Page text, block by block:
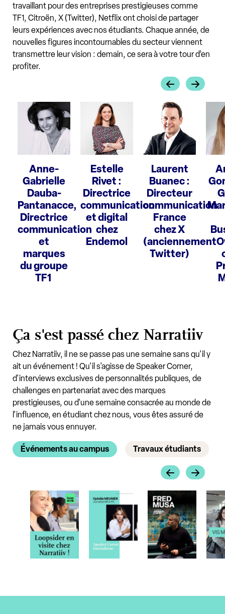
travaillant pour des entreprises prestigieuses comme
TF1, Citroën, X (Twitter), Netflix ont choisi de partager
leurs expériences avec nos étudiants. Chaque année, de
nouvelles figures incontournables du secteur viennent
transmettre leur vision : demain, ce sera à votre tour d’en
profiter.
Anne-
Gabrielle
Dauba-
Pantanacce,
Directrice
communication
et
marques
du groupe
TF1
Estelle
Rivet :
Directrice
communication
et digital
chez
Endemol
Laurent
Buanec :
Directeur
communication
France
chez X
(anciennement
Twitter)
Ça s'est passé chez Narratiiv
Chez Narratiiv, il ne se passe pas une semaine sans qu'il y
ait un événement ! Qu'il s'agisse de Speaker Corner,
d'interviews exclusives de personnalités publiques, de
challenges en partenariat avec des marques
prestigieuses, ou d'une semaine consacrée au monde de
l'influence, en étudiant chez nous, vous êtes assuré de
ne jamais vous ennuyer.
Événements au campus Travaux étudiants